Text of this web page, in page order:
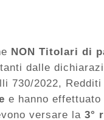
NON Titolari di
dalle
730/2022,
e hanno effettuato
versare la 3°